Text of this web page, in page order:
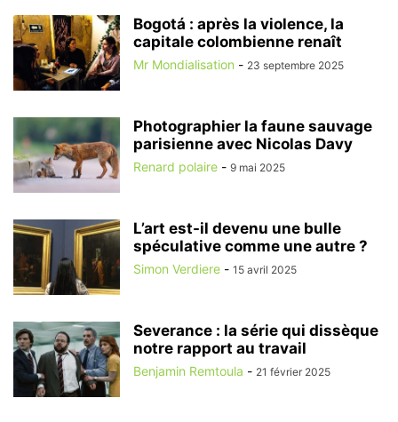
Bogotá : après la violence, la
capitale colombienne renaît
Mr Mondialisation - 23 septembre 2025
Photographier la faune sauvage
parisienne avec Nicolas Davy
Renard polaire - 9 mai 2025
L’art est-il devenu une bulle
spéculative comme une autre ?
Simon Verdiere - 15 avril 2025
Severance : la série qui dissèque
notre rapport au travail
Benjamin Remtoula - 21 février 2025